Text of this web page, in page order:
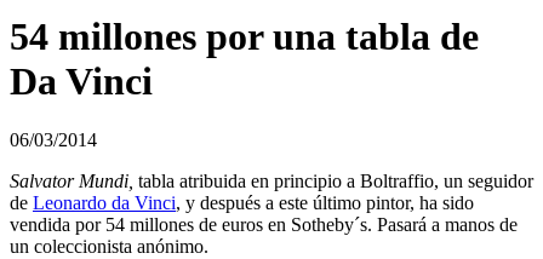
54 millones por una tabla de
Da Vinci
06/03/2014
Salvator Mundi, tabla atribuida en principio a Boltraffio, un seguidor
de Leonardo da Vinci, y después a este último pintor, ha sido
vendida por 54 millones de euros en Sotheby´s. Pasará a manos de
un coleccionista anónimo.